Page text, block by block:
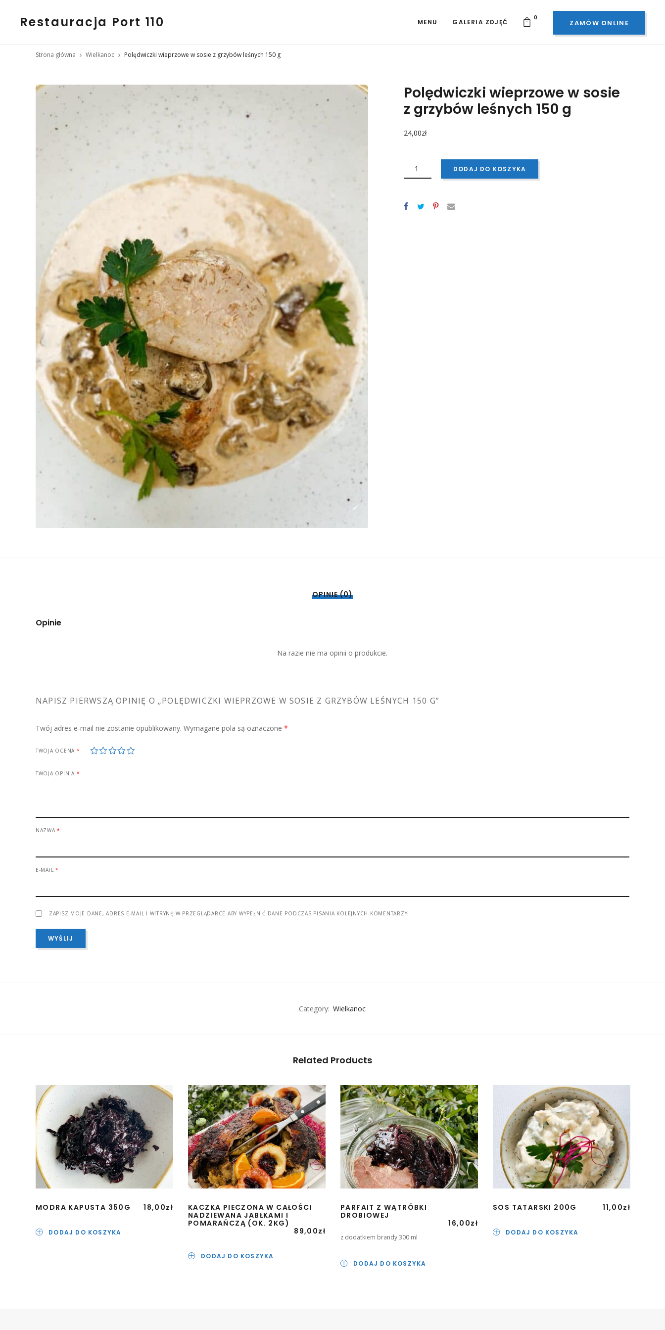
Restauracja Port 110 ZAMÓW ONLINE
MENU GALERIA ZDJĘĆ
0
Strona główna Wielkanoc Polędwiczki wieprzowe w sosie z grzybów leśnych 150 g
Polędwiczki wieprzowe w sosie
z grzybów leśnych 150 g
24,00zł
POLĘDWICZKI
WIEPRZOWE
SOSIE
G
DODAJ DO KOSZYKA
OPINIE (0)
Opinie
Na razie nie ma opinii o produkcie.
NAPISZ PIERWSZĄ OPINIĘ O „POLĘDWICZKI WIEPRZOWE W SOSIE Z GRZYBÓW LEŚNYCH 150 G”
Twój adres e-mail nie zostanie opublikowany. Wymagane pola są oznaczone *
TWOJA OCENA * 1 2 3 4 5
TWOJA OPINIA *
NAZWA*
E-MAIL*
ZAPISZ MOJE DANE, ADRES E-MAIL I WITRYNĘ W PRZEGLĄDARCE ABY WYPEŁNIĆ DANE PODCZAS PISANIA KOLEJNYCH KOMENTARZY.
Category: Wielkanoc
Related Products
MODRA KAPUSTA 350G 18,00zł
DODAJ DO KOSZYKA
KACZKA PIECZONA W CAŁOŚCI
NADZIEWANA JABŁKAMI I
POMARAŃCZĄ (OK. 2KG)
89,00zł
DODAJ DO KOSZYKA
PARFAIT Z WĄTRÓBKI
DROBIOWEJ
16,00zł
z dodatkiem brandy 300 ml
DODAJ DO KOSZYKA
SOS TATARSKI 200G 11,00zł
DODAJ DO KOSZYKA